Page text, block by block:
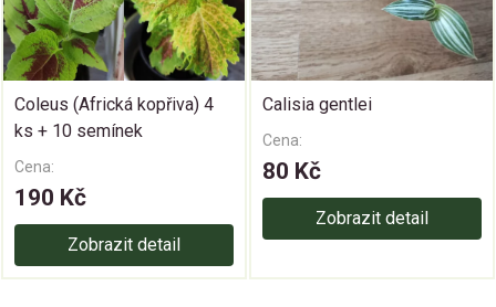
Coleus (Africká kopřiva) 4
ks + 10 semínek
Cena:
190 Kč
Zobrazit detail
Calisia gentlei
Cena:
80 Kč
Zobrazit detail